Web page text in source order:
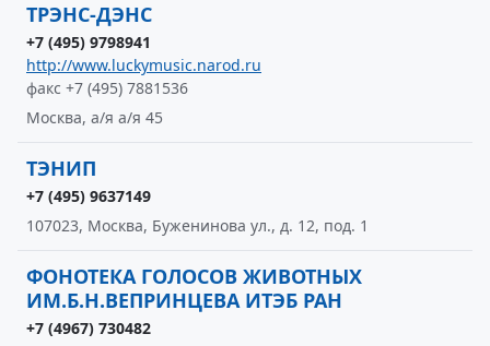
ТРЭНС-ДЭНС
+7 (495) 9798941
http://www.luckymusic.narod.ru
факс +7 (495) 7881536
Москва, а/я а/я 45
ТЭНИП
+7 (495) 9637149
107023, Москва, Буженинова ул., д. 12, под. 1
ФОНОТЕКА ГОЛОСОВ ЖИВОТНЫХ
ИМ.Б.Н.ВЕПРИНЦЕВА ИТЭБ РАН
+7 (4967) 730482